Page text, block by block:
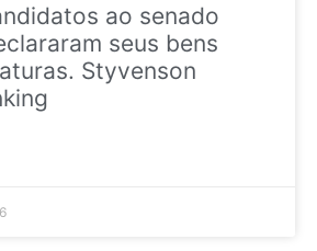
ao senado
seus bens
Styvenson